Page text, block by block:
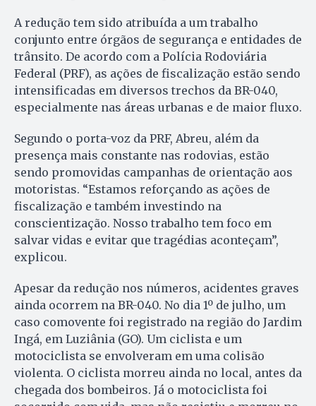
A redução tem sido atribuída a um trabalho
conjunto entre órgãos de segurança e entidades de
trânsito. De acordo com a Polícia Rodoviária
Federal (PRF), as ações de fiscalização estão sendo
intensificadas em diversos trechos da BR-040,
especialmente nas áreas urbanas e de maior fluxo.
Segundo o porta-voz da PRF, Abreu, além da
presença mais constante nas rodovias, estão
sendo promovidas campanhas de orientação aos
motoristas. “Estamos reforçando as ações de
fiscalização e também investindo na
conscientização. Nosso trabalho tem foco em
salvar vidas e evitar que tragédias aconteçam”,
explicou.
Apesar da redução nos números, acidentes graves
ainda ocorrem na BR-040. No dia 1º de julho, um
caso comovente foi registrado na região do Jardim
Ingá, em Luziânia (GO). Um ciclista e um
motociclista se envolveram em uma colisão
violenta. O ciclista morreu ainda no local, antes da
chegada dos bombeiros. Já o motociclista foi